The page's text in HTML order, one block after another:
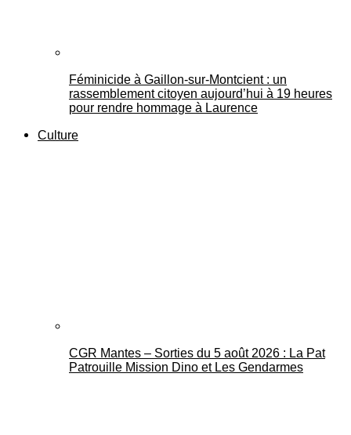
Féminicide à Gaillon‑sur‑Montcient : un
rassemblement citoyen aujourd’hui à 19 heures
pour rendre hommage à Laurence
Culture
CGR Mantes – Sorties du 5 août 2026 : La Pat
Patrouille Mission Dino et Les Gendarmes